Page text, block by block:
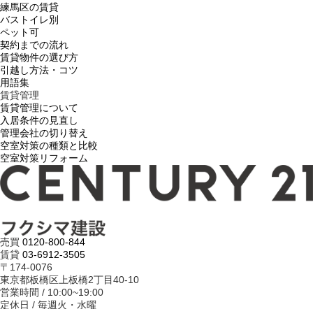
練馬区の賃貸
バストイレ別
ペット可
契約までの流れ
賃貸物件の選び方
引越し方法・コツ
用語集
賃貸管理
賃貸管理について
入居条件の見直し
管理会社の切り替え
空室対策の種類と比較
空室対策リフォーム
売買 0120-800-844
賃貸 03-6912-3505
〒174-0076
東京都板橋区上板橋2丁目40-10
営業時間 / 10:00~19:00
定休日 / 毎週火・水曜